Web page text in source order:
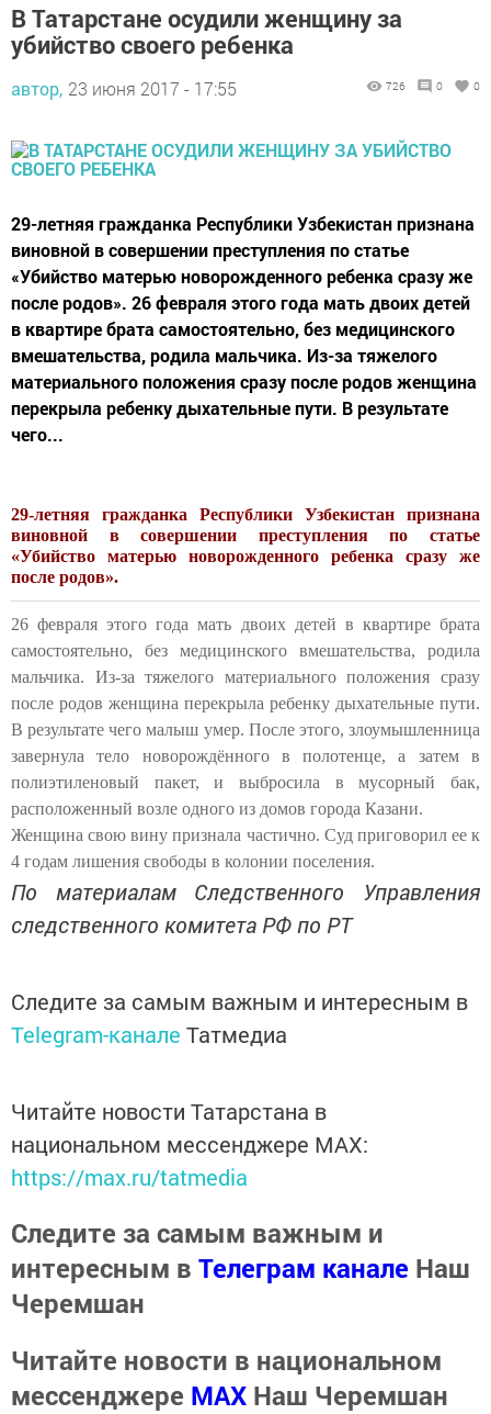
В Татарстане осудили женщину за
убийство своего ребенка
автор, 23 июня 2017 - 17:55 726 0 0
29-летняя гражданка Республики Узбекистан признана
виновной в совершении преступления по статье
«Убийство матерью новорожденного ребенка сразу же
после родов». 26 февраля этого года мать двоих детей
в квартире брата самостоятельно, без медицинского
вмешательства, родила мальчика. Из-за тяжелого
материального положения сразу после родов женщина
перекрыла ребенку дыхательные пути. В результате
чего...
29-летняя гражданка Республики Узбекистан признана
виновной в совершении преступления по статье
«Убийство матерью новорожденного ребенка сразу же
после родов».
26 февраля этого года мать двоих детей в квартире брата
самостоятельно, без медицинского вмешательства, родила
мальчика. Из-за тяжелого материального положения сразу
после родов женщина перекрыла ребенку дыхательные пути.
В результате чего малыш умер. После этого, злоумышленница
завернула тело новорождённого в полотенце, а затем в
полиэтиленовый пакет, и выбросила в мусорный бак,
расположенный возле одного из домов города Казани.
Женщина свою вину признала частично. Суд приговорил ее к
4 годам лишения свободы в колонии поселения.
По материалам Следственного Управления
следственного комитета РФ по РТ
Следите за самым важным и интересным в
Telegram-канале Татмедиа
Читайте новости Татарстана в
национальном мессенджере MАХ:
https://max.ru/tatmedia
Следите за самым важным и
интересным в Телеграм канале Наш
Черемшан
Читайте новости в национальном
мессенджере MАХ Наш Черемшан